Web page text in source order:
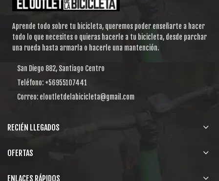
Aprende todo sobre tu bicicleta, queremos poder enseñarte a hacer
todo lo que necesites o quieras hacerle a tu bicicleta, desde parchar
una rueda hasta armarla o hacerle una mantención.
San Diego 882, Santiago Centro
Teléfono: +56955107441
Correo: eloutletdelabicicleta@gmail.com
RECIÉN LLEGADOS
OFERTAS
ENLACES RÁPIDOS